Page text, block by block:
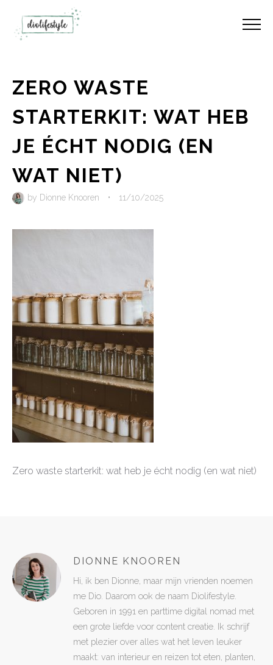
ZERO WASTE
STARTERKIT: WAT HEB
JE ÉCHT NODIG (EN
WAT NIET)
by Dionne Knooren • 11/10/2025
Zero waste starterkit: wat heb je écht nodig (en wat niet)
DIONNE KNOOREN
Hi, ik ben Dionne, maar mijn vrienden noemen
me Dio. Daarom ook de naam Diolifestyle.
Geboren in 1991 en parttime digital nomad met
een grote liefde voor content creatie. Ik schrijf
met plezier over alles wat het leven leuker
maakt: van interieur en reizen tot eten, planten,